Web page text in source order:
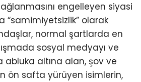
engelleyen siyasi
“samimiyetsizlik” olarak
normal şartlarda en
sosyal medyayı ve
abluka altına alan, şov ve
ön safta yürüyen isimlerin,